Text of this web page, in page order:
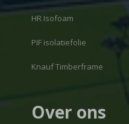
HR Isofoam
PIF isolatiefolie
Knauf Timberframe
Over ons